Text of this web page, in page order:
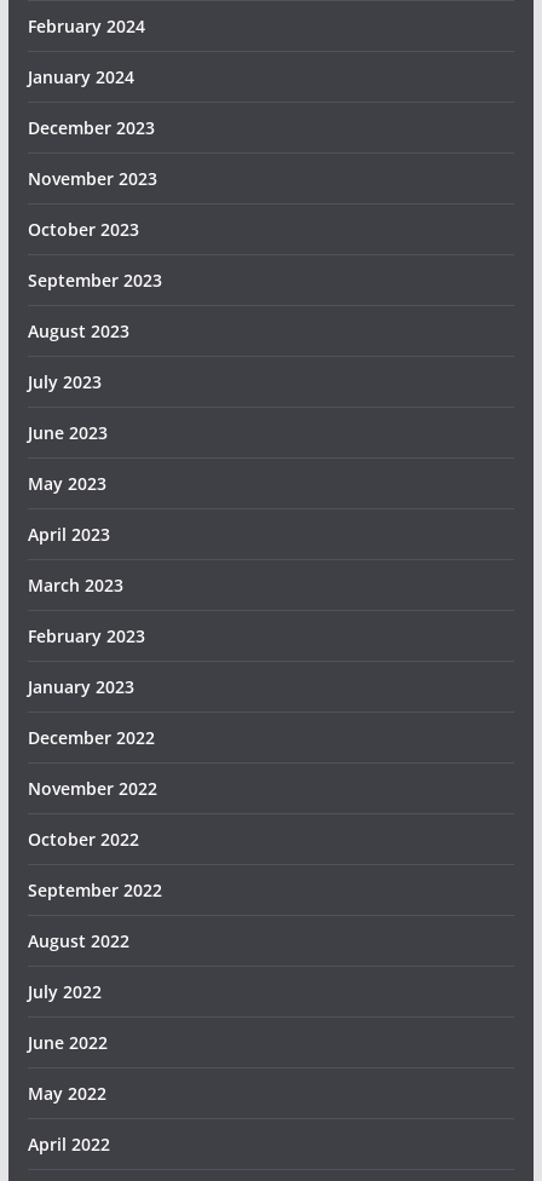
February 2024
January 2024
December 2023
November 2023
October 2023
September 2023
August 2023
July 2023
June 2023
May 2023
April 2023
March 2023
February 2023
January 2023
December 2022
November 2022
October 2022
September 2022
August 2022
July 2022
June 2022
May 2022
April 2022